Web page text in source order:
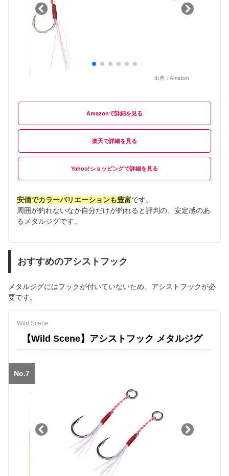
出典： Amazon
Amazon
楽天
Yahoo!ショッピング
安価でカラーバリエーションも豊富です。
周囲が釣れないなか自分だけが釣れると評判の、安定感のあ
るメタルジグです。
おすすめのアシストフック
メタルジグにはフックが付いていないため、アシストフックが必
要です。
Wild Scene
【Wild Scene】アシストフック メタルジグ
No.7